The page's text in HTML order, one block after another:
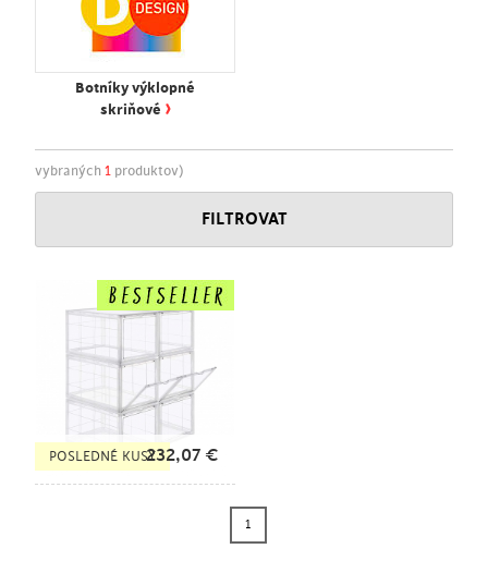
Botníky výklopné
skriňové ›
vybraných 1 produktov)
FILTROVAT
POSLEDNÉ KUSY232,07 €
1